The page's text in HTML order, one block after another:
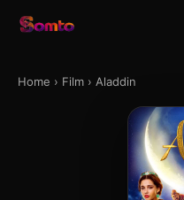
Home › Film › Aladdin